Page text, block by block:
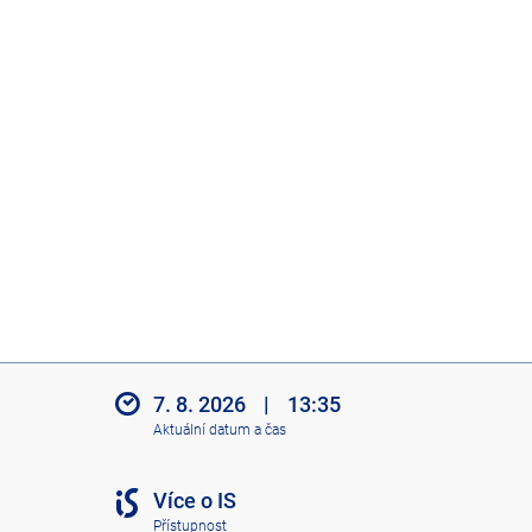
7. 8. 2026 | 13:35
Aktuální datum a čas
Více o IS
Přístupnost